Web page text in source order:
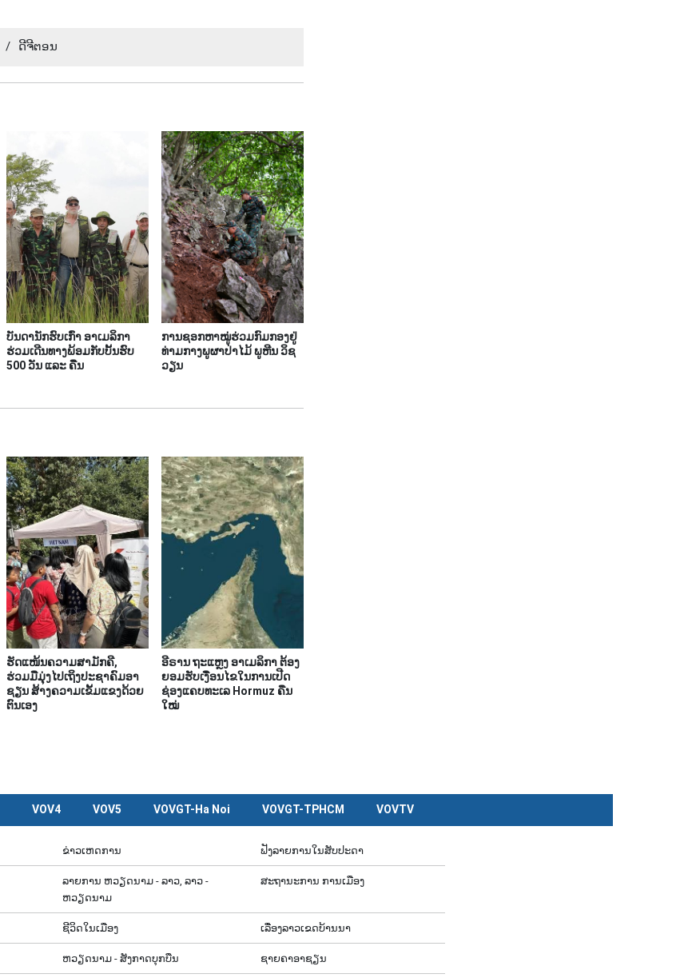
/ ​ດີ​ຈີ​ຕອນ
ບັນດານັກຮົບເກົ່າ ອາເມລິກາ
ຮ່ວມເດີນທາງພ້ອມກັບບັ້ນຮົບ
500 ວັນ ແລະ ຄືນ
ການຊອກ​ຫາ​ໝູ່​ຮ່ວມ​ກົມ​ກອງ​ຢູ່​
ທ່າມ​ກາງ​ພູ​ຜາ​ປ່າ​ໄມ້ ພູ​ຫີນ ວິ​ຊ
ວຽນ
ຮັດແໜ້ນຄວາມສາມັກຄີ,
ຮ່ວມມືມຸ່ງໄປເຖິງປະຊາຄົມອາ
ຊຽນ ສ້າງຄວາມເຂັ້ມແຂງດ້ວຍ
ຕົນເອງ
ອີຣານ ຖະແຫຼງ ອາເມລິກາ ຕ້ອງ
ຍອມຮັບເງື່ອນໄຂໃນການເປີດ
ຊ່ອງແຄບທະເລ Hormuz ຄືນ
ໃໝ່
VOV4 VOV5 VOVGT-Ha Noi VOVGT-TPHCM VOVTV
ຂ່າວເຫດການ ຟັງລາຍການໃນສັບປະດາ
ລາຍ​ການ ຫວຽດນາມ - ລາວ, ລາວ -
ຫວຽດນາມ
ສະຖານະການ ການເມືອງ
ຊີ​ວິດ​ໃນ​ເມືອງ ເລື່ອງ​ລາວ​ເ​ຂດ​ບ້ານ​ນາ
ຫວຽດ​ນາມ - ສັງ​ກາດ​ບຸກ​ບືນ ຊາຍຄາອາຊຽນ